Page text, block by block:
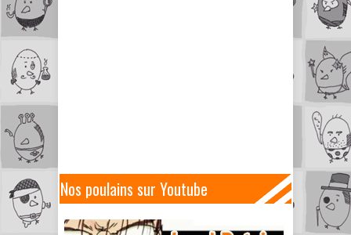
Nos poulains sur Youtube